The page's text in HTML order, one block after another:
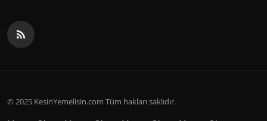
© 2025 KesinYemelisin.com Tüm hakları saklıdır.